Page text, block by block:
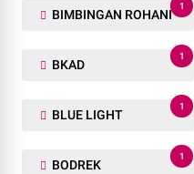
BIMBINGAN ROHANI
1
BKAD
1
BLUE LIGHT
1
BODREK
1